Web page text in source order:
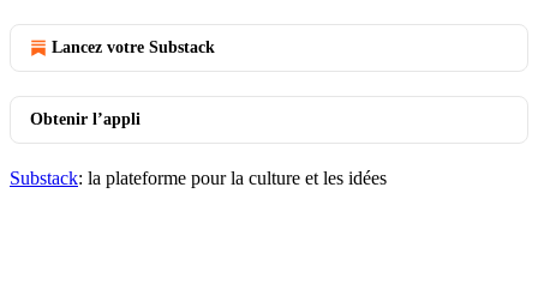
Lancez votre Substack
Obtenir l’appli
Substack: la plateforme pour la culture et les idées